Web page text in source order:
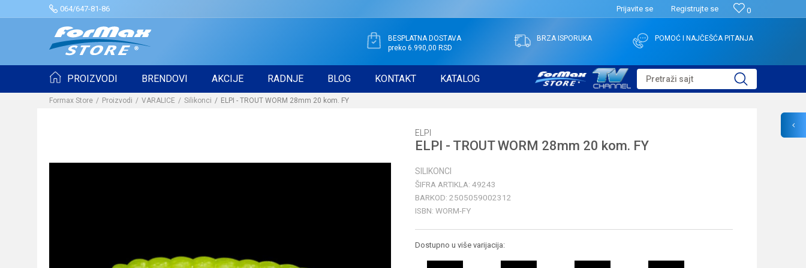
064/647-81-86 0
Prijavite se Registrujte se
BESPLATNA DOSTAVA
preko 6.990,00 RSD
BRZA ISPORUKA POMOĆ I NAJČEŠĆA PITANJA
PROIZVODI BRENDOVI AKCIJE RADNJE BLOG KONTAKT KATALOG Pretraži sajt
Formax Store Proizvodi VARALICE Silikonci ELPI - TROUT WORM 28mm 20 kom. FY
ELPI
ELPI - TROUT WORM 28mm 20 kom. FY
SILIKONCI
ŠIFRA ARTIKLA: 49243
BARKOD: 2505059002312
ISBN: WORM-FY
Dostupno u više varijacija: